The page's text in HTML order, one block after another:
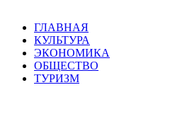
ГЛАВНАЯ
КУЛЬТУРА
ЭКОНОМИКА
ОБЩЕСТВО
ТУРИЗМ